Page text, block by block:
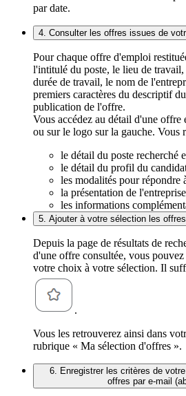
par date.
4. Consulter les offres issues de
Pour chaque offre d'emploi
l'intitulé du poste, le lieu de
durée de travail, le nom de
premiers caractères du descriptif
publication de l'offre.
Vous accédez au détail d'une
ou sur le logo sur la gauche. Vous
le détail du poste recherché
le détail du profil du
les modalités pour répondre
la présentation de
les informations
5. Ajouter à votre sélection les
Depuis la page de résultats de
d'une offre consultée, vous
votre choix à votre sélection. Il
.
Vous les retrouverez ainsi dans
rubrique « Ma sélection d'offres ».
6. Enregistrer les critères de
offres par e-mail